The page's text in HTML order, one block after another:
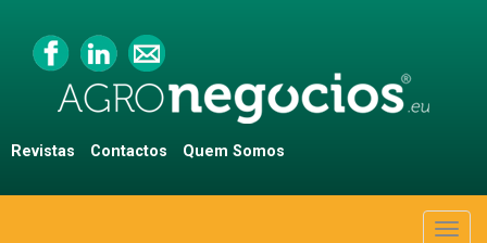
Revistas Contactos Quem Somos